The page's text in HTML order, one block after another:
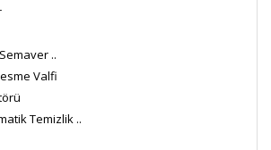
..
Valfi
Temizlik ..